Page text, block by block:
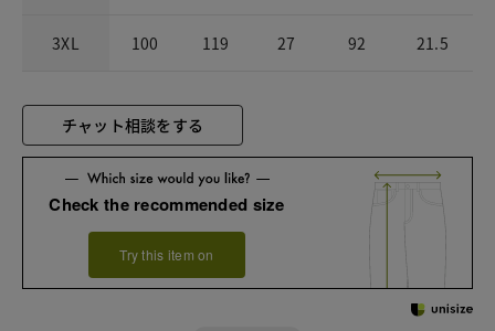
3XL 100 119 27 92 21.5
チャット相談をする
Check the recommended size
Try this item on